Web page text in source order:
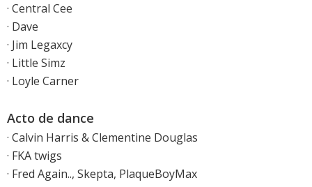
· Central Cee
· Dave
· Jim Legaxcy
· Little Simz
· Loyle Carner
Acto de dance
· Calvin Harris & Clementine Douglas
· FKA twigs
· Fred Again.., Skepta, PlaqueBoyMax